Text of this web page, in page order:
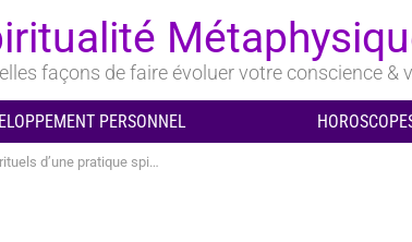
façons de faire évoluer votre conscience &
PERSONNEL
pratique spirituelle non religieuse